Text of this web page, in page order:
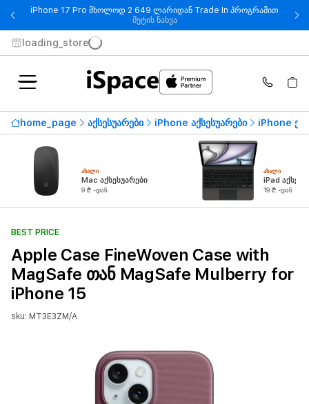
iPhone 17 Pro მხოლოდ 2 649 ლარიდან Trade In პროგრამით
მეტის ნახვა- iPhone 17 Pro მხოლოდ 2 649
loading_store
home_page აქსესუარები iPhone აქსესუარები iPhone
ᲐᲮᲐᲚᲘ
Mac აქსესუარები
9 ₾ -დან
ᲐᲮᲐᲚᲘ
iPad
19 ₾ -დან
BEST PRICE
Apple Case FineWoven Case with
MagSafe თან MagSafe Mulberry for
iPhone 15
sku: MT3E3ZM/A